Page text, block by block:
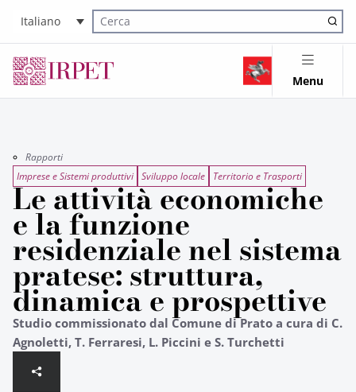
Italiano
Cerca nel sito
Menu
Rapporti
Imprese e Sistemi produttivi Sviluppo locale Territorio e Trasporti
Le attività economiche
e la funzione
residenziale nel sistema
pratese: struttura,
dinamica e prospettive
Studio commissionato dal Comune di Prato a cura di C.
Agnoletti, T. Ferraresi, L. Piccini e S. Turchetti